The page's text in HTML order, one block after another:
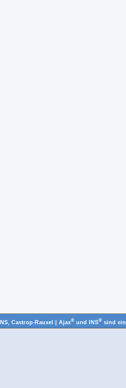
INS, Castrop-Rauxel | Ajax®und INS®sind